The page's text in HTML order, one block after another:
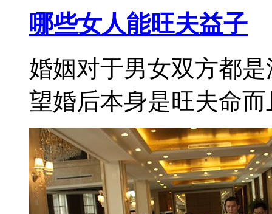
哪些女人能旺夫益子
婚姻对于男女双方都
望婚后本身是旺夫命